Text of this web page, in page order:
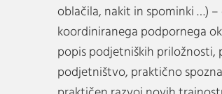
oblačila, nakit in spominki …)
koordiniranega podpornega
popis podjetniških
podjetništvo, praktično